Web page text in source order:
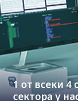
1 от всеки 4
сектора у